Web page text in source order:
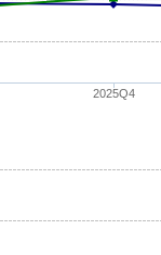
2025Q4